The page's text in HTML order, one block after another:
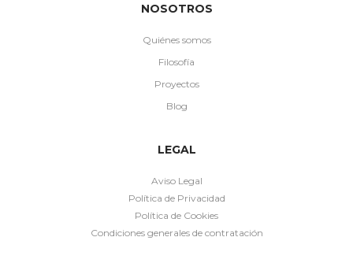
NOSOTROS
Quiénes somos
Filosofía
Proyectos
Blog
LEGAL
Aviso Legal
Política de Privacidad
Política de Cookies
Condiciones generales de contratación